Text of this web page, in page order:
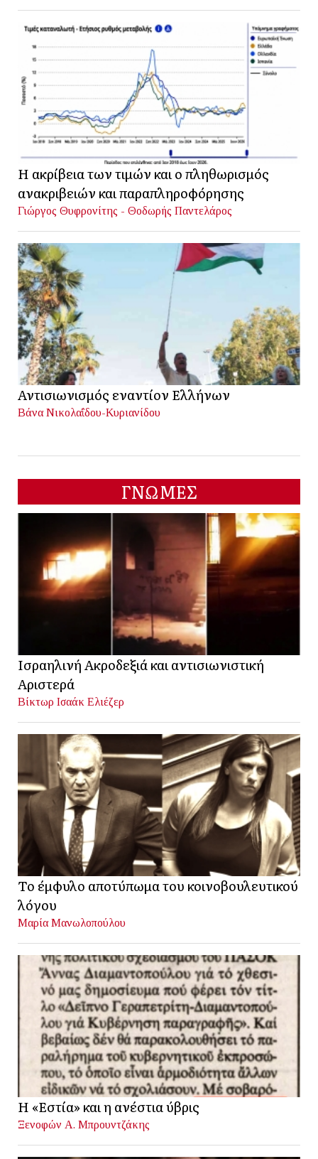
Η ακρίβεια των τιμών και ο πληθωρισμός
ανακριβειών και παραπληροφόρησης
Γιώργος Θυφρονίτης - Θοδωρής Παντελάρος
Αντισιωνισμός εναντίον Ελλήνων
Βάνα Νικολαΐδου-Κυριανίδου
ΓΝΩΜΕΣ
Ισραηλινή Ακροδεξιά και αντισιωνιστική
Αριστερά
Βίκτωρ Ισαάκ Ελιέζερ
Το έμφυλο αποτύπωμα του κοινοβουλευτικού
λόγου
Μαρία Μανωλοπούλου
Η «Εστία» και η ανέστια ύβρις
Ξενοφών Α. Μπρουντζάκης